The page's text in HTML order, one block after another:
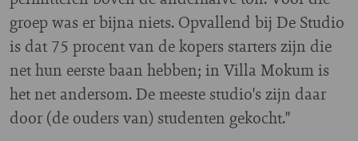
groep was er bijna niets. Opvallend bij De Studio
is dat 75 procent van de kopers starters zijn die
net hun eerste baan hebben; in Villa Mokum is
het net andersom. De meeste studio's zijn daar
door (de ouders van) studenten gekocht."